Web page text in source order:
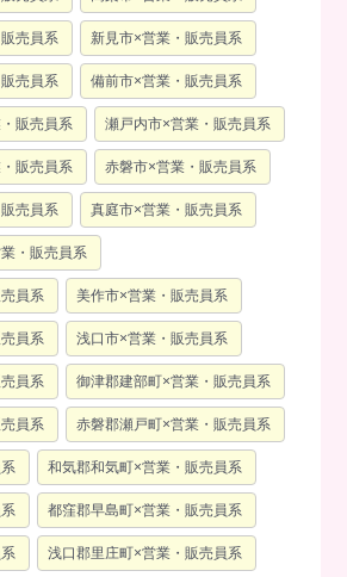
売員系 新見市×営業・販売員系
売員系 備前市×営業・販売員系
販売員系 瀬戸内市×営業・販売員系
販売員系 赤磐市×営業・販売員系
売員系 真庭市×営業・販売員系
・販売員系
員系 美作市×営業・販売員系
員系 浅口市×営業・販売員系
員系 御津郡建部町×営業・販売員系
員系 赤磐郡瀬戸町×営業・販売員系
和気郡和気町×営業・販売員系
都窪郡早島町×営業・販売員系
浅口郡里庄町×営業・販売員系